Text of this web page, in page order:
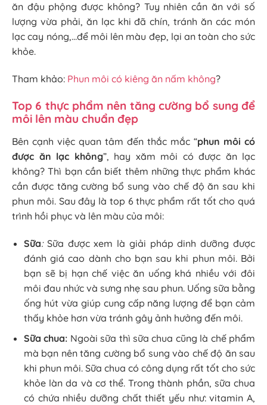
ăn đậu phộng được không? Tuy nhiên cần ăn với số
lượng vừa phải, ăn lạc khi đã chín, tránh ăn các món
lạc cay nóng,…để môi lên màu đẹp, lại an toàn cho sức
khỏe.
Tham khảo: Phun môi có kiêng ăn nấm không?
Top 6 thực phẩm nên tăng cường bổ sung để
môi lên màu chuẩn đẹp
Bên cạnh việc quan tâm đến thắc mắc “phun môi có
được ăn lạc không”, hay xăm môi có được ăn lạc
không? Thì bạn cần biết thêm những thực phẩm khác
cần được tăng cường bổ sung vào chế độ ăn sau khi
phun môi. Sau đây là top 6 thực phẩm rất tốt cho quá
trình hồi phục và lên màu của môi:
Sữa: Sữa được xem là giải pháp dinh dưỡng được
đánh giá cao dành cho bạn sau khi phun môi. Bởi
bạn sẽ bị hạn chế việc ăn uống khá nhiều với đôi
môi đau nhức và sưng nhẹ sau phun. Uống sữa bằng
ống hút vừa giúp cung cấp năng lượng để bạn cảm
thấy khỏe hơn vừa tránh gây ảnh hưởng đến môi.
Sữa chua: Ngoài sữa thì sữa chua cũng là chế phẩm
mà bạn nên tăng cường bổ sung vào chế độ ăn sau
khi phun môi. Sữa chua có công dụng rất tốt cho sức
khỏe làn da và cơ thể. Trong thành phần, sữa chua
có chứa nhiều dưỡng chất thiết yếu như: vitamin A,